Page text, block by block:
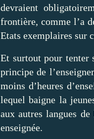
devraient
frontière, comme l’a
Etats exemplaires sur
Et surtout pour tenter
principe de
moins d’heures
lequel baigne la
aux autres langues
enseignée.